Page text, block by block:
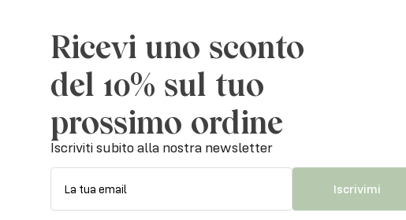
Dimensioni: diam 18,2 x altezza 5 cm
Ricevi uno sconto
del 10% sul tuo
prossimo ordine
Iscriviti subito alla nostra newsletter
La tua email Iscrivimi